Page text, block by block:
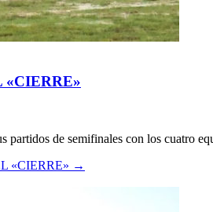
«CIERRE»
de semifinales con los cuatro
«CIERRE» →